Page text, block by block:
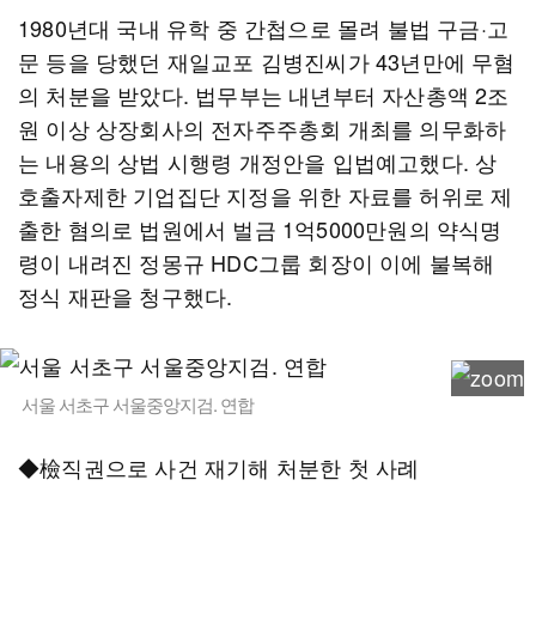
1980년대 국내 유학 중 간첩으로 몰려 불법 구금·고
문 등을 당했던 재일교포 김병진씨가 43년만에 무혐
의 처분을 받았다. 법무부는 내년부터 자산총액 2조
원 이상 상장회사의 전자주주총회 개최를 의무화하
는 내용의 상법 시행령 개정안을 입법예고했다. 상
호출자제한 기업집단 지정을 위한 자료를 허위로 제
출한 혐의로 법원에서 벌금 1억5000만원의 약식명
령이 내려진 정몽규 HDC그룹 회장이 이에 불복해
정식 재판을 청구했다.
서울 서초구 서울중앙지검. 연합
◆檢직권으로 사건 재기해 처분한 첫 사례